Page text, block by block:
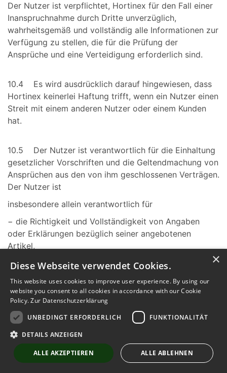
Der Nutzer ist verpflichtet, Hortinex für den Fall einer
Inanspruchnahme durch Dritte unverzüglich,
wahrheitsgemäß und vollständig alle Informationen zur
Verfügung zu stellen, die für die Prüfung der
Ansprüche und eine Verteidigung erforderlich sind.
10.4 Es wird ausdrücklich darauf hingewiesen, dass
Hortinex keinerlei Haftung trifft, wenn ein Nutzer einen
Streit mit einem anderen Nutzer oder einem Kunden
hat.
10.5 Der Nutzer ist verantwortlich für die Einhaltung
gesetzlicher Vorschriften und die Geltendmachung von
Ansprüchen aus den von ihm geschlossenen Verträgen.
Der Nutzer ist
insbesondere allein verantwortlich für
− die Richtigkeit und Vollständigkeit von Angaben
oder Erklärungen bezüglich seiner angebotenen
Artikel,
− die angebotenen Artikel als solche,
− sein Verhalten und seine Leistungsfähigkeit.
11. Nutzungsrechte, Urheberrecht,
Lizenzen
11.1 Nutzer, die Produkte auf Hortinex anbieten,
×
Diese Webseite verwendet Cookies.
This website uses cookies to improve user experience. By using our
website you consent to all cookies in accordance with our Cookie
Policy.Zur Datenschutzerklärung
UNBEDINGT ERFORDERLICH
FUNKTIONALITÄT
DETAILS ANZEIGEN
ALLE AKZEPTIEREN ALLE ABLEHNEN